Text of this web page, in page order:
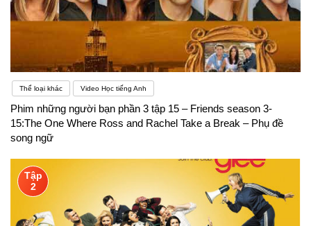
Thể loại khác Video Học tiếng Anh
Phim những người bạn phần 3 tập 15 – Friends season 3-
15:The One Where Ross and Rachel Take a Break – Phụ đề
song ngữ
Tập
2